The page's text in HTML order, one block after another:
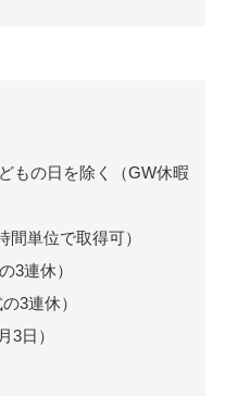
もの日を除く（GW休暇
間単位で取得可）
3連休）
3連休）
3日）